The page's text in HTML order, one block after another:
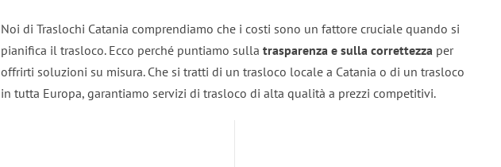
Noi di Traslochi Catania comprendiamo che i costi sono un fattore cruciale quando si
pianifica il trasloco. Ecco perché puntiamo sulla trasparenza e sulla correttezza per
offrirti soluzioni su misura. Che si tratti di un trasloco locale a Catania o di un trasloco
in tutta Europa, garantiamo servizi di trasloco di alta qualità a prezzi competitivi.